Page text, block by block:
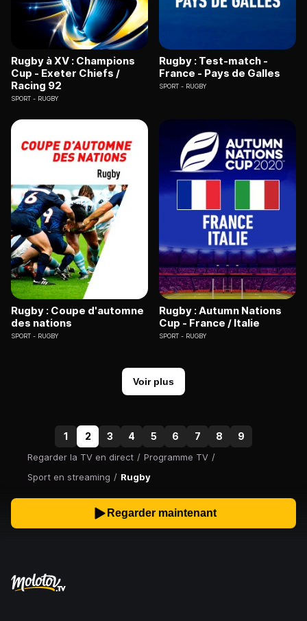
Regarder la TV en direct / Programme TV /
Sport en streaming / Rugby
Rugby à XV : Champions
Cup - Exeter Chiefs /
Racing 92
SPORT RUGBY
Rugby : Test-match -
France - Pays de Galles
SPORT RUGBY
Rugby : Coupe d'automne
des nations
SPORT RUGBY
Rugby : Autumn Nations
Cup - France / Italie
SPORT RUGBY
Voir plus
1 2 3 4 5 6 7 8 9
Regarder maintenant